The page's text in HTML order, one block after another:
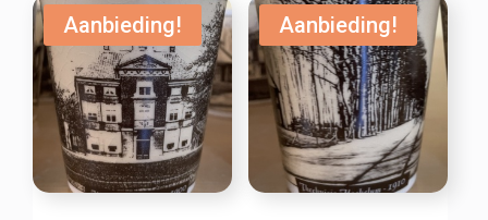
Aanbieding! Aanbieding!